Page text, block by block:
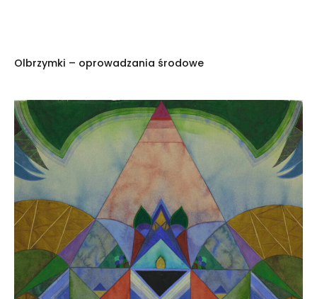
Olbrzymki – oprowadzania środowe